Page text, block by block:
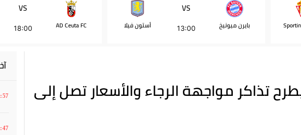
بايرن ميونيخ
VS
13:00 أستون فيلا AD Ceuta FC
VS
18:00
تذاكر مواجهة الرجاء والأسعار تصل إلى